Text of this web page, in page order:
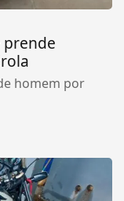
homem por